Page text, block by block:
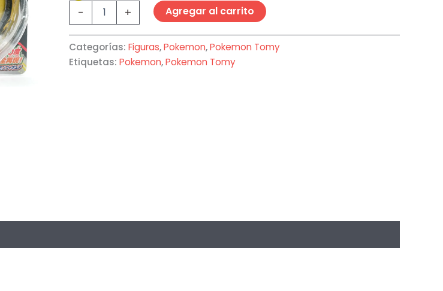
- + Agregar al carrito
Categorías: Figuras,Pokemon,Pokemon Tomy
Etiquetas: Pokemon,Pokemon Tomy